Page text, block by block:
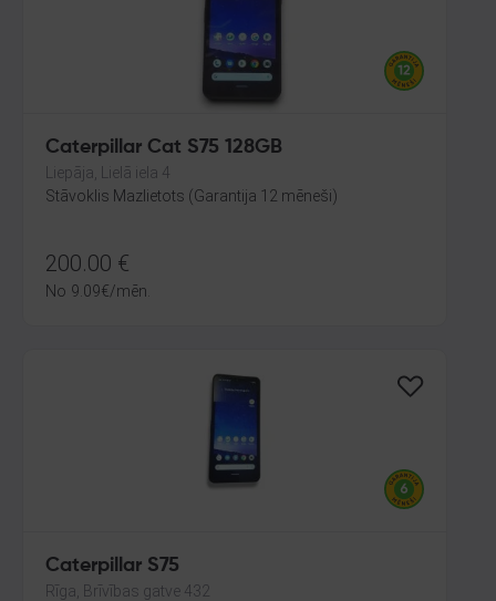
Caterpillar Cat S75 128GB
Liepāja, Lielā iela 4
Stāvoklis Mazlietots (Garantija 12 mēneši)
200.00 €
No 9.09€/mēn.
Caterpillar S75
Rīga, Brīvības gatve 432